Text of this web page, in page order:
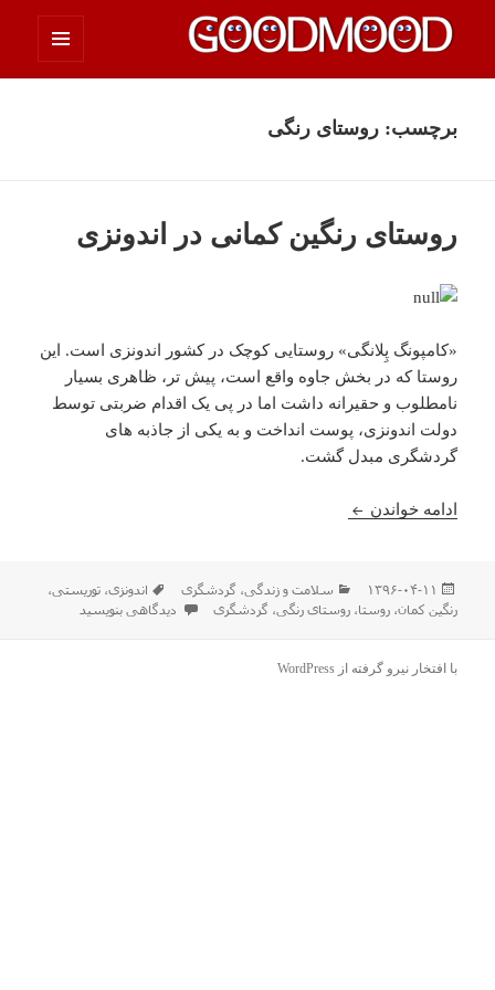
چیزای خووب مووب
برچسب:روستای رنگی
روستای رنگین کمانی در اندونزی
«کامپونگ پِلانگی» روستایی کوچک در کشور اندونزی است. این
روستا که در بخش جاوه واقع است، پیش تر، ظاهری بسیار
نامطلوب و حقیرانه داشت اما در پی یک اقدام ضربتی توسط
دولت اندونزی، پوست انداخت و به یکی از جاذبه های
گردشگری مبدل گشت.
ادامه خواندن روستای رنگین کمانی در اندونزی
ارسال
شده
۱۳۹۶-۰۴-۱۱ دسته‌ها
سلامت و زندگی، گردشگری برچسب‌ها
اندونزی،توریستی،
رنگین کمان،روستا،روستای رنگی، گردشگری برای روستای رنگین کمانی در
دیدگاهی بنویسید
با افتخار نیرو گرفته از WordPress